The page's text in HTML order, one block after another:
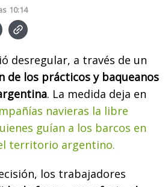
10:14
desregular, a través de un
de los prácticos y baqueanos
. La medida deja en
navieras la libre
guían a los barcos en
territorio argentino.
los trabajadores